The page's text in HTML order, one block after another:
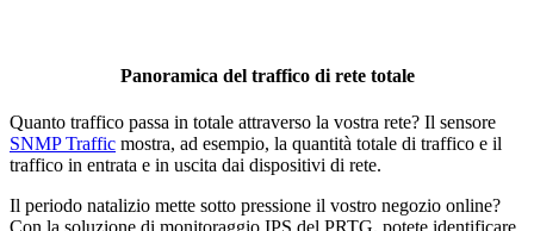
Panoramica del traffico di rete totale
Quanto traffico passa in totale attraverso la vostra rete? Il sensore
SNMP Traffic mostra, ad esempio, la quantità totale di traffico e il
traffico in entrata e in uscita dai dispositivi di rete.
Il periodo natalizio mette sotto pressione il vostro negozio online?